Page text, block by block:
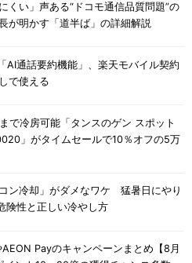
くい」声ある“ドコモ通信品質問題”の
が明かす「道半ば」の詳細解説
AI通話要約機能」、楽天モバイル契約
で使える
で冷房可能「タンスのゲン スポット
」がタイムセールで10％オフの5万
ン冷却」がダメなワケ 猛暑日にやり
険性と正しい冷やし方
Payのキャンペーンまとめ【8月